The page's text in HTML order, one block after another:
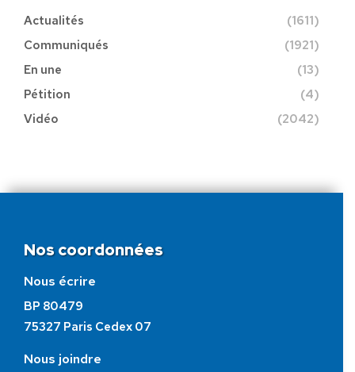
Actualités
(1611)
Communiqués
(1921)
En une
(13)
Pétition
(4)
Vidéo
(2042)
Nos coordonnées
Nous écrire
BP 80479
75327 Paris Cedex 07
Nous joindre